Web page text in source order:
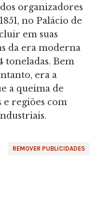
organizadores
no Palácio de
em suas
da era moderna
toneladas. Bem
era a
a queima de
e regiões com
REMOVER PUBLICIDADES